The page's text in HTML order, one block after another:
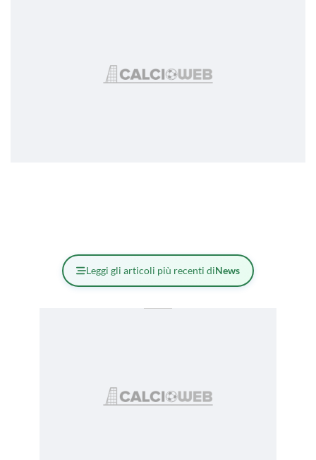
Leggi gli articoli più recenti diNews